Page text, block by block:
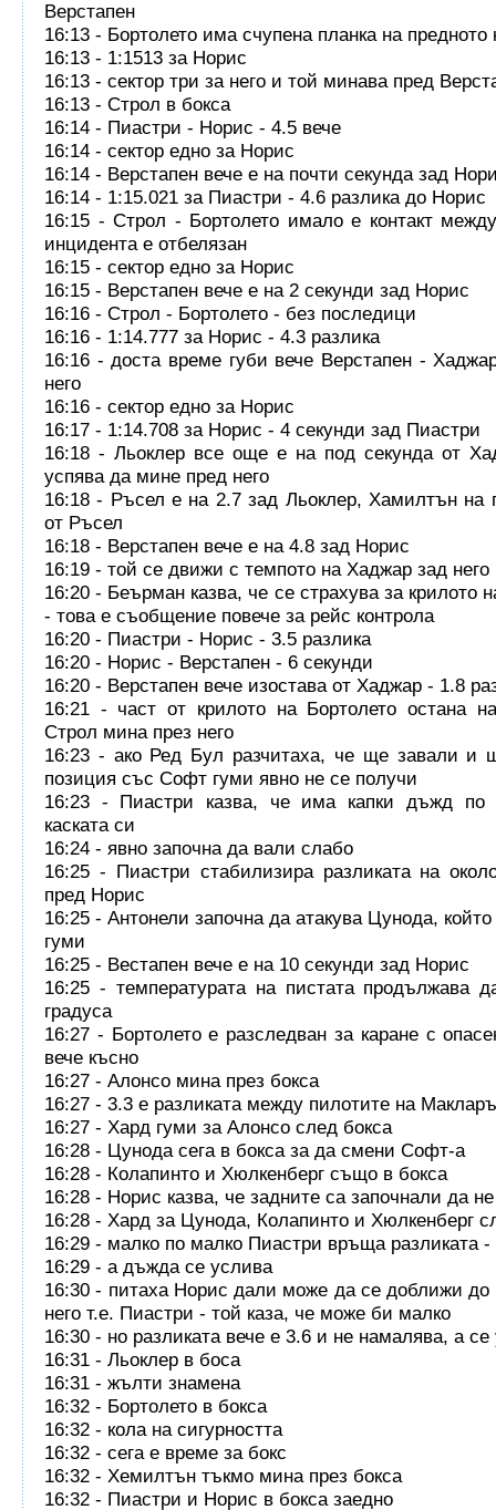
Верстапен
16:13 - Бортолето има счупена планка на предното
16:13 - 1:1513 за Норис
16:13 - сектор три за него и той минава пред
16:13 - Строл в бокса
16:14 - Пиастри - Норис - 4.5 вече
16:14 - сектор едно за Норис
16:14 - Верстапен вече е на почти секунда зад
16:14 - 1:15.021 за Пиастри - 4.6 разлика до Норис
16:15 - Строл - Бортолето имало е контакт
инцидента е отбелязан
16:15 - сектор едно за Норис
16:15 - Верстапен вече е на 2 секунди зад Норис
16:16 - Строл - Бортолето - без последици
16:16 - 1:14.777 за Норис - 4.3 разлика
16:16 - доста време губи вече Верстапен -
него
16:16 - сектор едно за Норис
16:17 - 1:14.708 за Норис - 4 секунди зад Пиастри
16:18 - Льоклер все още е на под секунда от
успява да мине пред него
16:18 - Ръсел е на 2.7 зад Льоклер, Хамилтън на
от Ръсел
16:18 - Верстапен вече е на 4.8 зад Норис
16:19 - той се движи с темпото на Хаджар зад него
16:20 - Беърман казва, че се страхува за крилото
- това е съобщение повече за рейс контрола
16:20 - Пиастри - Норис - 3.5 разлика
16:20 - Норис - Верстапен - 6 секунди
16:20 - Верстапен вече изостава от Хаджар - 1.8
16:21 - част от крилото на Бортолето остана
Строл мина през него
16:23 - ако Ред Бул разчитаха, че ще завали и
позиция със Софт гуми явно не се получи
16:23 - Пиастри казва, че има капки дъжд по
каската си
16:24 - явно започна да вали слабо
16:25 - Пиастри стабилизира разликата на
пред Норис
16:25 - Антонели започна да атакува Цунода,
гуми
16:25 - Вестапен вече е на 10 секунди зад Норис
16:25 - температурата на пистата продължава
градуса
16:27 - Бортолето е разследван за каране с
вече късно
16:27 - Алонсо мина през бокса
16:27 - 3.3 е разликата между пилотите на
16:27 - Хард гуми за Алонсо след бокса
16:28 - Цунода сега в бокса за да смени Софт-а
16:28 - Колапинто и Хюлкенберг също в бокса
16:28 - Норис казва, че задните са започнали да
16:28 - Хард за Цунода, Колапинто и Хюлкенберг
16:29 - малко по малко Пиастри връща разликата -
16:29 - а дъжда се услива
16:30 - питаха Норис дали може да се доближи до
него т.е. Пиастри - той каза, че може би малко
16:30 - но разликата вече е 3.6 и не намалява, а се
16:31 - Льоклер в боса
16:31 - жълти знамена
16:32 - Бортолето в бокса
16:32 - кола на сигурността
16:32 - сега е време за бокс
16:32 - Хемилтън тъкмо мина през бокса
16:32 - Пиастри и Норис в бокса заедно